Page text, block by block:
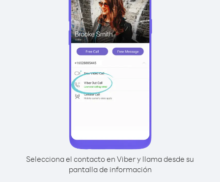
Selecciona el contacto en Viber y llama desde su
pantalla de información